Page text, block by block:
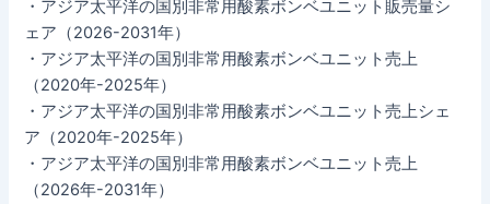
・アジア太平洋の国別非常用酸素ボンベユニット販売量シ
ェア（2026-2031年）
・アジア太平洋の国別非常用酸素ボンベユニット売上
（2020年-2025年）
・アジア太平洋の国別非常用酸素ボンベユニット売上シェ
ア（2020年-2025年）
・アジア太平洋の国別非常用酸素ボンベユニット売上
（2026年-2031年）